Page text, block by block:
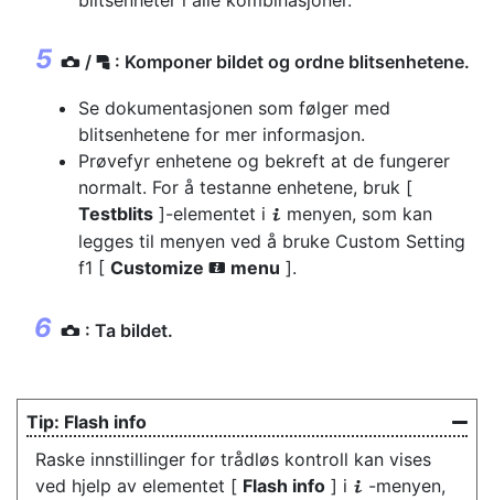
C / f : Komponer bildet og ordne blitsenhetene.
Se dokumentasjonen som følger med
blitsenhetene for mer informasjon.
Prøvefyr enhetene og bekreft at de fungerer
normalt. For å testanne enhetene, bruk [
Testblits ]-elementet i i menyen, som kan
legges til menyen ved å bruke Custom Setting
f1 [ Customize i menu ].
C : Ta bildet.
Flash info
Raske innstillinger for trådløs kontroll kan vises
ved hjelp av elementet [ Flash info ] i i -menyen,